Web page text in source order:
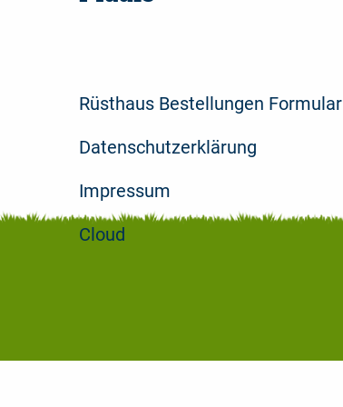
Rüsthaus Bestellungen Formular
Datenschutzerklärung
Impressum
Cloud